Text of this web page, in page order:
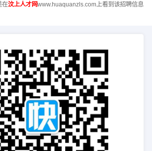
在汶上人才网www.huaquanzls.com上看到该招聘信息